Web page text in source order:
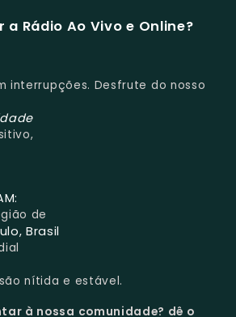
a Rádio Ao Vivo e Online?
interrupções. Desfrute do nosso
de
Brasil
nítida e estável.
à nossa comunidade? dê o